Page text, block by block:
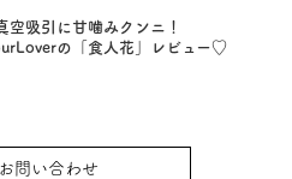
空吸引に甘噛みクンニ！
の「食人花」レビュー♡
問い合わせ